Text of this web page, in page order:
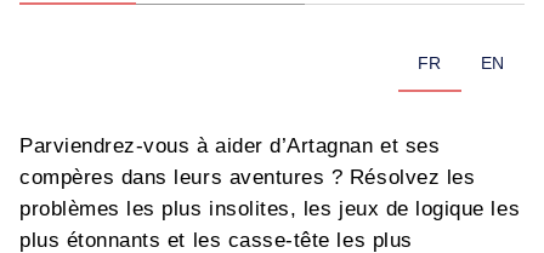
FR EN
Parviendrez-vous à aider d’Artagnan et ses
compères dans leurs aventures ? Résolvez les
problèmes les plus insolites, les jeux de logique les
plus étonnants et les casse-tête les plus